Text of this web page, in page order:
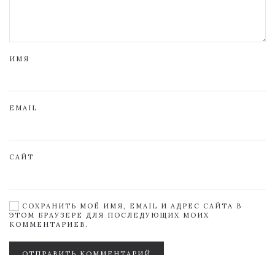
ИМЯ
EMAIL
САЙТ
СОХРАНИТЬ МОЁ ИМЯ, EMAIL И АДРЕС САЙТА В
ЭТОМ БРАУЗЕРЕ ДЛЯ ПОСЛЕДУЮЩИХ МОИХ
КОММЕНТАРИЕВ.